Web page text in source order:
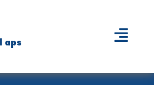
aps